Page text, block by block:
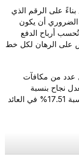
على الرقم الذي
أن يكون
أرباح الدفع
على الرهان لكل خط
عدد من مكافآت
نجاح بنسبة
7.36% على مكافأة التشتت، ومساهمة بنسبة 17.51% في العائد